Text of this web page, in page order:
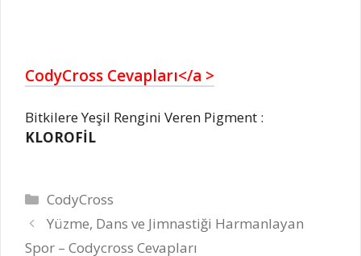
CodyCross Cevapları</a >
Bitkilere Yeşil Rengini Veren Pigment :
KLOROFİL
Kategoriler
CodyCross
Yüzme, Dans ve Jimnastiği Harmanlayan
Spor – Codycross Cevapları